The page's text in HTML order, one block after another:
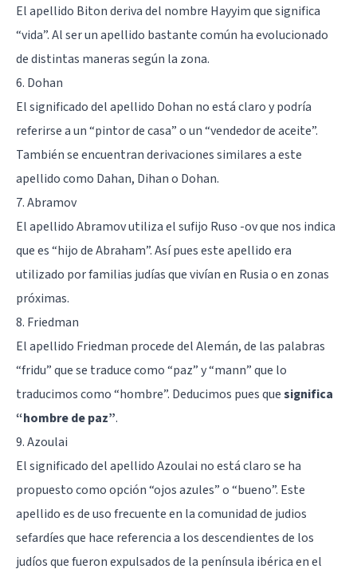
El apellido Biton deriva del nombre Hayyim que significa
“vida”. Al ser un apellido bastante común ha evolucionado
de distintas maneras según la zona.
6. Dohan
El significado del apellido Dohan no está claro y podría
referirse a un “pintor de casa” o un “vendedor de aceite”.
También se encuentran derivaciones similares a este
apellido como Dahan, Dihan o Dohan.
7. Abramov
El apellido Abramov utiliza el sufijo Ruso -ov que nos indica
que es “hijo de Abraham”. Así pues este apellido era
utilizado por familias judías que vivían en Rusia o en zonas
próximas.
8. Friedman
El apellido Friedman procede del Alemán, de las palabras
“fridu” que se traduce como “paz” y “mann” que lo
traducimos como “hombre”. Deducimos pues quesignifica
“hombre de paz”.
9. Azoulai
El significado del apellido Azoulai no está claro se ha
propuesto como opción “ojos azules” o “bueno”. Este
apellido es de uso frecuente en la comunidad de judios
sefardíes que hace referencia a los descendientes de los
judíos que fueron expulsados de la península ibérica en el